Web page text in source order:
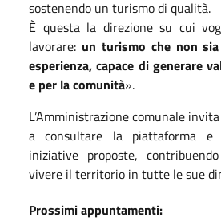
sostenendo un turismo di qualità.
È questa la direzione su cui
lavorare: un turismo che non
esperienza, capace di generare
e per la comunità».
L’Amministrazione comunale
a consultare la piattaforma e
iniziative proposte,
vivere il territorio in tutte le sue
Prossimi appuntamenti: